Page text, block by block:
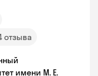
отзыва
имени М. Е.